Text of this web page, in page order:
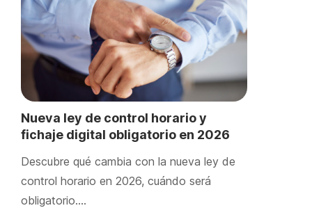
Nueva ley de control horario y
fichaje digital obligatorio en 2026
Descubre qué cambia con la nueva ley de
control horario en 2026, cuándo será
obligatorio….